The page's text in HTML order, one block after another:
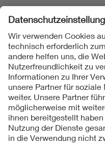
Folgen Sie uns
Kontakt